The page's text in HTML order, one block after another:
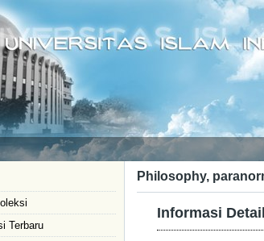
Terbaru
Philosophy,
Informasi Detail